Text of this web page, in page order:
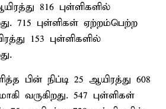
816 புள்ளிகளில்
715 புள்ளிகள் ஏற்றம்பெற்ற
153 புள்ளிகளில்
பின் நிப்டி 25 ஆயிரத்து 608
வருகிறது. 547 புள்ளிகள்